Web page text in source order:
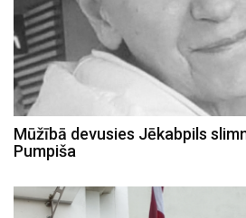
Mūžībā devusies Jēkabpils
Pumpiša